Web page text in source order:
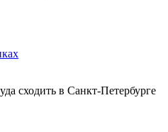
сходить в Санкт-Петербурге